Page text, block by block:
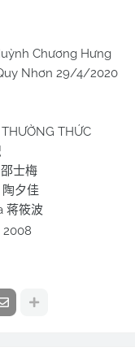
Hưng
4/2020
THỨC
邵士梅
陶夕佳
蒋筱波
2008